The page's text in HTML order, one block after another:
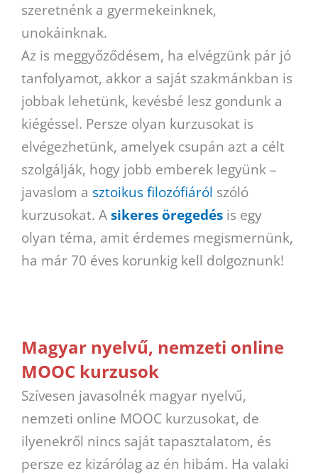
szeretnénk a gyermekeinknek,
unokáinknak.
Az is meggyőződésem, ha elvégzünk pár jó
tanfolyamot, akkor a saját szakmánkban is
jobbak lehetünk, kevésbé lesz gondunk a
kiégéssel. Persze olyan kurzusokat is
elvégezhetünk, amelyek csupán azt a célt
szolgálják, hogy jobb emberek legyünk –
javaslom a sztoikus filozófiáról szóló
kurzusokat. A sikeres öregedés is egy
olyan téma, amit érdemes megismernünk,
ha már 70 éves korunkig kell dolgoznunk!
Magyar nyelvű, nemzeti online
MOOC kurzusok
Szívesen javasolnék magyar nyelvű,
nemzeti online MOOC kurzusokat, de
ilyenekről nincs saját tapasztalatom, és
persze ez kizárólag az én hibám. Ha valaki